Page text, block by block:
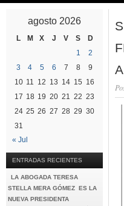
agosto 2026
L M X J V S
D
1
2
3
4 5 6 7 8
9
10 11 12 13 14 15 16
17 18 19 20 21 22 23
24 25 26 27 28 29 30
31
« Jul
ENTRADAS RECIENTES
LA ABOGADA TERESA
STELLA MERA GÓMEZ ES LA
NUEVA PRESIDENTA